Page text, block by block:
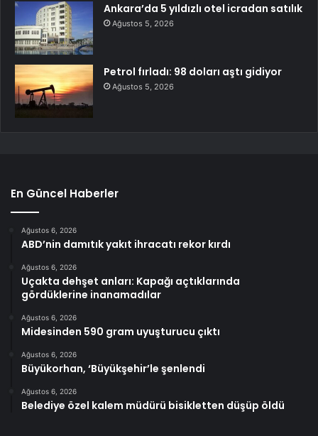
Ankara’da 5 yıldızlı otel icradan satılık
Ağustos 5, 2026
Petrol fırladı: 98 doları aştı gidiyor
Ağustos 5, 2026
En Güncel Haberler
Ağustos 6, 2026
ABD’nin damıtık yakıt ihracatı rekor kırdı
Ağustos 6, 2026
Uçakta dehşet anları: Kapağı açtıklarında
gördüklerine inanamadılar
Ağustos 6, 2026
Midesinden 590 gram uyuşturucu çıktı
Ağustos 6, 2026
Büyükorhan, ‘Büyükşehir’le şenlendi
Ağustos 6, 2026
Belediye özel kalem müdürü bisikletten düşüp öldü